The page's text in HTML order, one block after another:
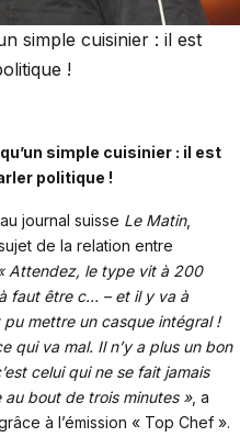
simple cuisinier : il est
!
simple cuisinier : il est
politique !
journal suisse Le Matin,
de la relation entre
Attendez, le type vit à 200
faut être c… – et il y va à
mettre un casque intégral !
qui va mal. Il n’y a plus un bon
celui qui ne se fait jamais
au bout de trois minutes », a
à l’émission « Top Chef ».